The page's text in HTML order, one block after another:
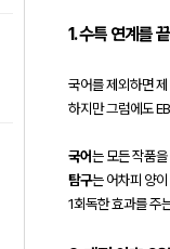
1. 수특 연계를
국어를 제외하면
하지만 그럼에도
국어는 모든 작품
탐구는 어차피 양
1회독한 효과를 주